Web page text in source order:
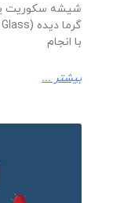
شیشه سکوریت
با انجام
بیشتر ...